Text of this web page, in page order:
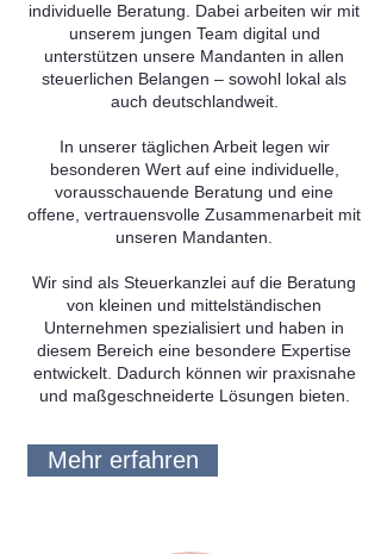
individuelle Beratung. Dabei arbeiten wir mit
unserem jungen Team digital und
unterstützen unsere Mandanten in allen
steuerlichen Belangen – sowohl lokal als
auch deutschlandweit.
In unserer täglichen Arbeit legen wir
besonderen Wert auf eine individuelle,
vorausschauende Beratung und eine
offene, vertrauensvolle Zusammenarbeit mit
unseren Mandanten.
Wir sind als Steuerkanzlei auf die Beratung
von kleinen und mittelständischen
Unternehmen spezialisiert und haben in
diesem Bereich eine besondere Expertise
entwickelt. Dadurch können wir praxisnahe
und maßgeschneiderte Lösungen bieten.
Mehr erfahren